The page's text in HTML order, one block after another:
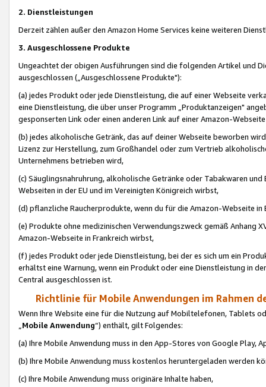
2. Dienstleistungen
Derzeit zählen außer den Amazon Home Services keine weiteren
3. Ausgeschlossene Produkte
Ungeachtet der obigen Ausführungen sind die folgenden Artikel und
ausgeschlossen („Ausgeschlossene Produkte"):
(a) jedes Produkt oder jede Dienstleistung, die auf einer Webseite
eine Dienstleistung, die über unser Programm „Produktanzeigen"
gesponserten Link oder einen anderen Link auf einer Amazon-
(b) jedes alkoholische Getränk, das auf deiner Webseite beworben
Lizenz zur Herstellung, zum Großhandel oder zum Vertrieb
Unternehmens betrieben wird,
(c) Säuglingsnahruhrung, alkoholische Getränke oder Tabakwaren
Webseiten in der EU und im Vereinigten Königreich wirbst,
(d) pflanzliche Raucherprodukte, wenn du für die Amazon-Webseite in
(e) Produkte ohne medizinischen Verwendungszweck gemäß Anhang
Amazon-Webseite in Frankreich wirbst,
(f) jedes Produkt oder jede Dienstleistung, bei der es sich um ein
erhältst eine Warnung, wenn ein Produkt oder eine Dienstleistung in
Central ausgeschlossen ist.
Richtlinie für Mobile Anwendungen im Rahmen
Wenn Ihre Website eine für die Nutzung auf Mobiltelefonen, Tablets
„Mobile Anwendung“) enthält, gilt Folgendes:
(a) Ihre Mobile Anwendung muss in den App-Stores von Google Play,
(b) Ihre Mobile Anwendung muss kostenlos heruntergeladen werden
(c) Ihre Mobile Anwendung muss originäre Inhalte haben,